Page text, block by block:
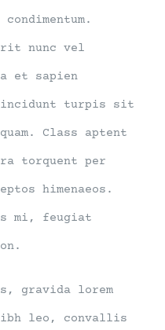
nunc vel
et sapien
tincidunt turpis sit
Class aptent
torquent per
himenaeos.
mi, feugiat
gravida lorem
leo, convallis